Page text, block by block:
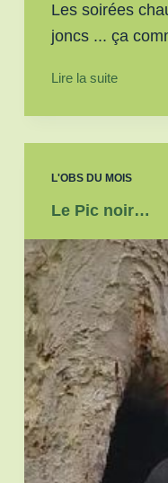
Les soirées
joncs ... ça
Lire la suite
L'OBS DU MOIS
Le Pic noir…